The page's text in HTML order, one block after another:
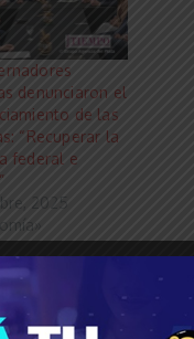
denunciaron el
de las
“Recuperar la
federal e
2025